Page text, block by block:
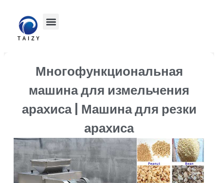
Многофункциональная
машина для измельчения
арахиса | Машина для резки
арахиса